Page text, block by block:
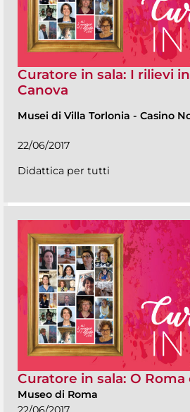
Curatore in sala: I rilievi
Canova
Musei di Villa Torlonia - Casino
22/06/2017
Didattica per tutti
Curatore in sala: O
Museo di Roma